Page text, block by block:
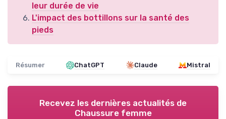
leur durée de vie
L'impact des bottillons sur la santé des
pieds
Résumer ChatGPT Claude Mistral
Recevez les dernières actualités de
Chaussure femme